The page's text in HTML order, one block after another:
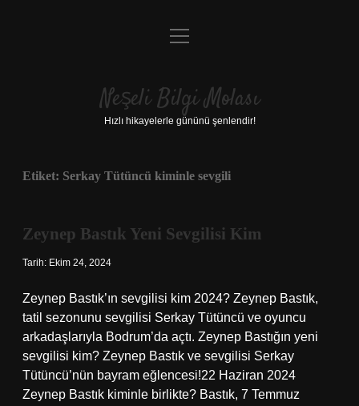
Anasayfa
Yasal Uyarı
menüyü
Neşeli Bilgi Molası
Hızlı hikayelerle gününü şenlendir!
Etiket: Serkay Tütüncü kiminle sevgili
Zeynep Bastık Yeni Sevgilisi Kim
Tarih: Ekim 24, 2024
Zeynep Bastık’ın sevgilisi kim 2024? Zeynep Bastık,
tatil sezonunu sevgilisi Serkay Tütüncü ve oyuncu
arkadaşlarıyla Bodrum’da açtı. Zeynep Bastığın yeni
sevgilisi kim? Zeynep Bastık ve sevgilisi Serkay
Tütüncü’nün bayram eğlencesi!22 Haziran 2024
Zeynep Bastık kiminle birlikte? Bastık, 7 Temmuz